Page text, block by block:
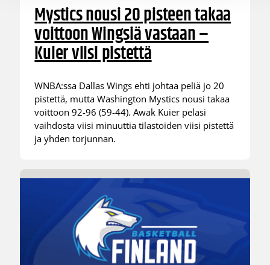
Mystics nousi 20 pisteen takaa
voittoon Wingsiä vastaan –
Kuier viisi pistettä
WNBA:ssa Dallas Wings ehti johtaa peliä jo 20
pistettä, mutta Washington Mystics nousi takaa
voittoon 92-96 (59-44). Awak Kuier pelasi
vaihdosta viisi minuuttia tilastoiden viisi pistettä
ja yhden torjunnan.